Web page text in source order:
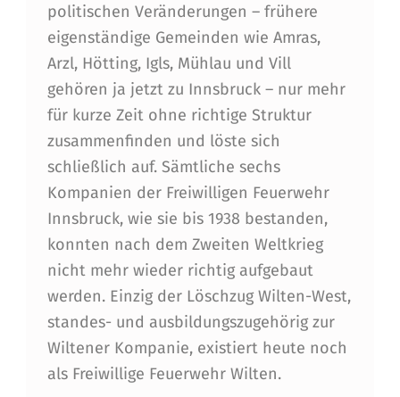
politischen Veränderungen – frühere
eigenständige Gemeinden wie Amras,
Arzl, Hötting, Igls, Mühlau und Vill
gehören ja jetzt zu Innsbruck – nur mehr
für kurze Zeit ohne richtige Struktur
zusammenfinden und löste sich
schließlich auf. Sämtliche sechs
Kompanien der Freiwilligen Feuerwehr
Innsbruck, wie sie bis 1938 bestanden,
konnten nach dem Zweiten Weltkrieg
nicht mehr wieder richtig aufgebaut
werden. Einzig der Löschzug Wilten-West,
standes- und ausbildungszugehörig zur
Wiltener Kompanie, existiert heute noch
als Freiwillige Feuerwehr Wilten.